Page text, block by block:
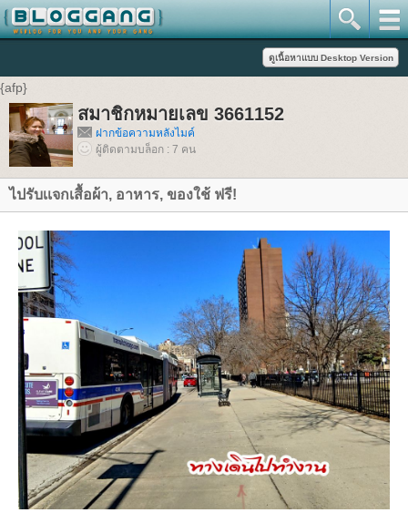
{afp}
สมาชิกหมายเลข 3661152
ฝากข้อความหลังไมค์
ผู้ติดตามบล็อก : 7 คน
ไปรับเเจกเสื้อผ้า, อาหาร, ของใช้ ฟรี!